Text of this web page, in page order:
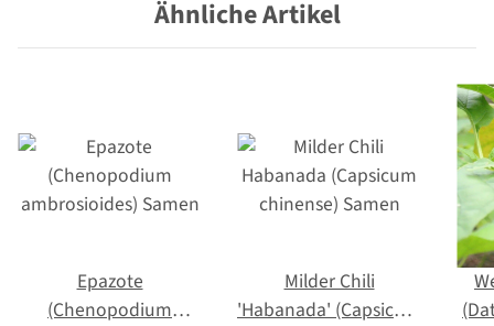
Ähnliche Artikel
Epazote
(Chenopodium
Milder Chili
'Habanada' (Capsicum